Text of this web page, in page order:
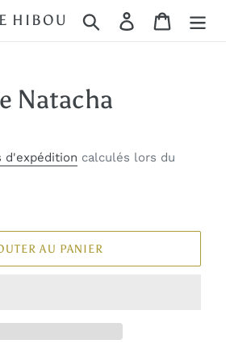
HIBOU RechercherSe connecter
Panier
Natacha
d'expédition calculés lors du
AU PANIER